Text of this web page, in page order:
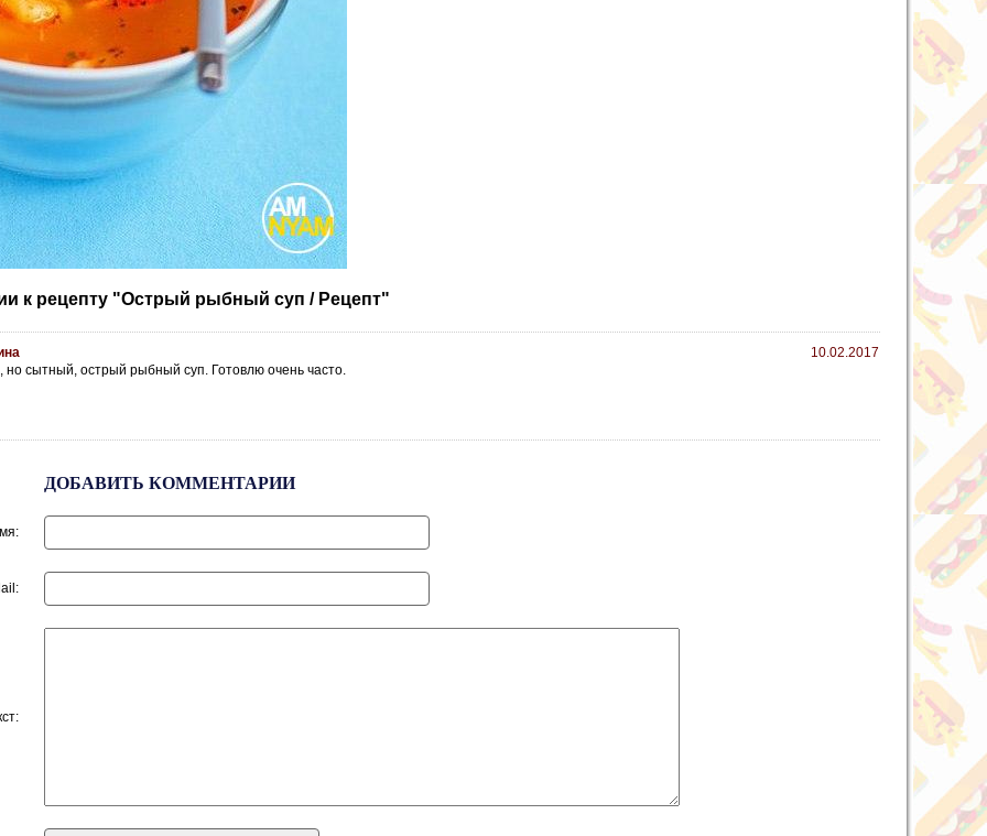
к рецепту "Острый рыбный суп / Рецепт"
10.02.2017
но сытный, острый рыбный суп. Готовлю очень часто.
ДОБАВИТЬ КОММЕНТАРИИ